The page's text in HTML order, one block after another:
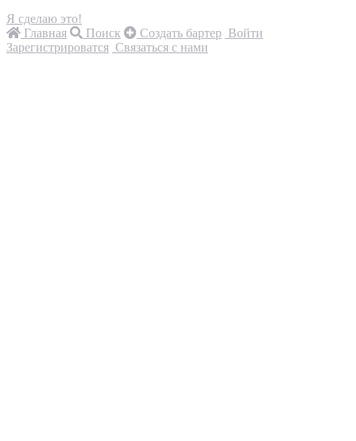
Я сделаю это!
Главная
Поиск Создать бартер Войти
Зарегистрироватся Связаться с нами